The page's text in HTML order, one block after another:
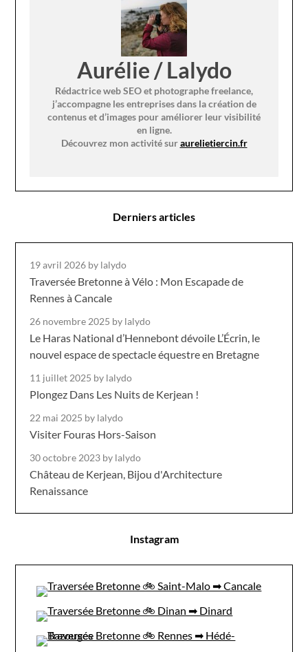
Aurélie / Lalydo
Rédactrice web SEO et photographe freelance,
j’accompagne les entreprises dans la création de
contenus et d’images pour améliorer leur visibilité
en ligne.
Découvrez mon activité suraurelietiercin.fr
Derniers articles
19 avril 2026 by lalydo
Traversée Bretonne à Vélo : Mon Escapade de
Rennes à Cancale
26 novembre 2025 by lalydo
Le Haras National d’Hennebont dévoile L’Écrin, le
nouvel espace de spectacle équestre en Bretagne
11 juillet 2025 by lalydo
Plongez Dans Les Nuits de Kerjean !
22 mai 2025 by lalydo
Visiter Fouras Hors-Saison
30 octobre 2023 by lalydo
Château de Kerjean, Bijou d'Architecture
Renaissance
Instagram